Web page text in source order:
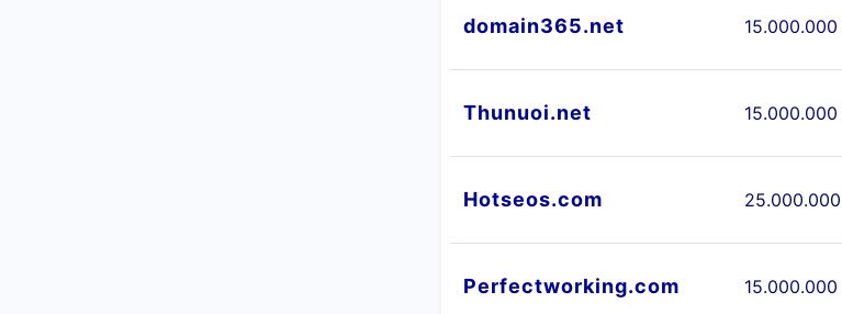
domain365.net 15.000.000
Thunuoi.net 15.000.000
Hotseos.com 25.000.000
Perfectworking.com 15.000.000